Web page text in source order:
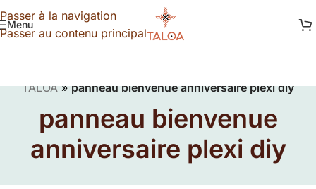
Passer à la navigation
Passer au contenu principal
Menu
TALOA»panneau bienvenue anniversaire plexi diy
panneau bienvenue
anniversaire plexi diy